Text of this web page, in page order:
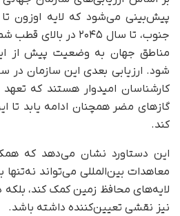
مناطق جهان به وضعیت پیش از
کارشناسان امیدوار هستند که
گازهای مضر همچنان ادامه یابد تا
کند.
این دستاورد نشان می‌دهد که
معاهدات بین‌المللی می‌تواند نه‌تنها
لایه‌های محافظ زمین کمک کند، بلکه
نیز نقشی تعیین‌کننده داشته باشد.